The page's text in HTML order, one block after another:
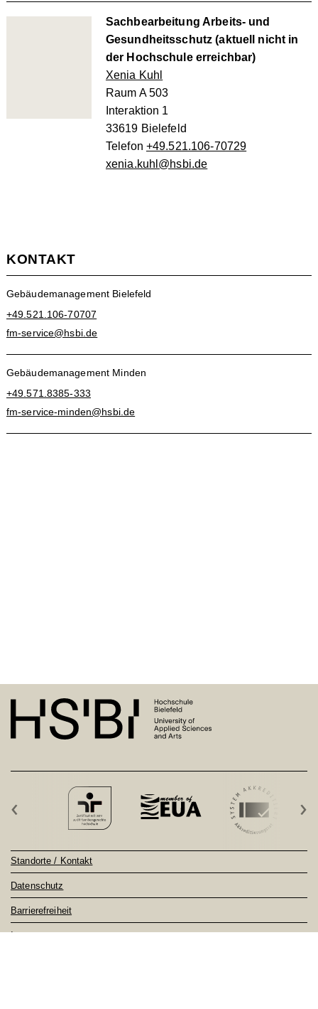
Sachbearbeitung Arbeits- und
Gesundheitsschutz (aktuell nicht in
der Hochschule erreichbar)
Xenia Kuhl
Raum A 503
Interaktion 1
33619 Bielefeld
Telefon +49.521.106-70729
xenia.kuhl@hsbi.de
KONTAKT
Gebäudemanagement Bielefeld
+49.521.106-70707
fm-service@hsbi.de
Gebäudemanagement Minden
+49.571.8385-333
fm-service-minden@hsbi.de
‹ ›
Standorte / Kontakt
Datenschutz
Barrierefreiheit
Impressum